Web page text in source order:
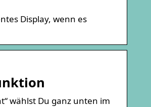
Display, wenn es
wählst Du ganz unten im